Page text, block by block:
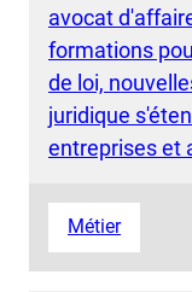
avocat
formations
de loi,
juridique
entreprises et
Métier